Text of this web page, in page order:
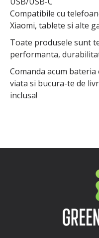
Compatibile cu
Xiaomi, tablete si alte
Toate produsele sunt
performanta,
Comanda acum
viata si bucura-te de
inclusa!